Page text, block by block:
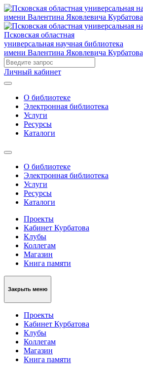
Псковская областная
универсальная научная библиотека
имени Валентина Яковлевича Курбатова
Личный кабинет
О библиотеке
Электронная библиотека
Услуги
Ресурсы
Каталоги
О библиотеке
Электронная библиотека
Услуги
Ресурсы
Каталоги
Проекты
Кабинет Курбатова
Клубы
Коллегам
Магазин
Книга памяти
Закрыть меню
Проекты
Кабинет Курбатова
Клубы
Коллегам
Магазин
Книга памяти